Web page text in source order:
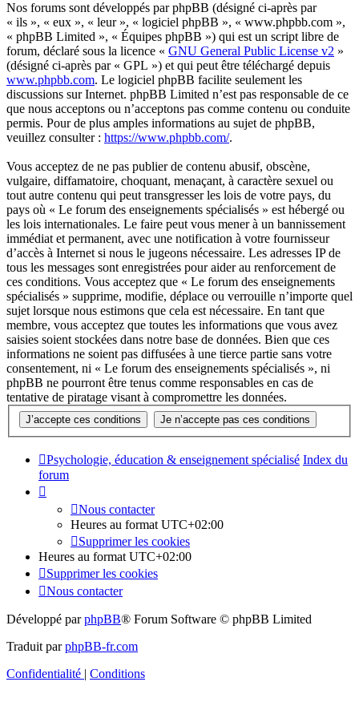
Nos forums sont développés par phpBB (désigné ci-après par
« ils », « eux », « leur », « logiciel phpBB », « www.phpbb.com »,
« phpBB Limited », « Équipes phpBB ») qui est un script libre de
forum, déclaré sous la licence « GNU General Public License v2 »
(désigné ci-après par « GPL ») et qui peut être téléchargé depuis
www.phpbb.com. Le logiciel phpBB facilite seulement les
discussions sur Internet. phpBB Limited n’est pas responsable de ce
que nous acceptons ou n’acceptons pas comme contenu ou conduite
permis. Pour de plus amples informations au sujet de phpBB,
veuillez consulter : https://www.phpbb.com/.
Vous acceptez de ne pas publier de contenu abusif, obscène,
vulgaire, diffamatoire, choquant, menaçant, à caractère sexuel ou
tout autre contenu qui peut transgresser les lois de votre pays, du
pays où « Le forum des enseignements spécialisés » est hébergé ou
les lois internationales. Le faire peut vous mener à un bannissement
immédiat et permanent, avec une notification à votre fournisseur
d’accès à Internet si nous le jugeons nécessaire. Les adresses IP de
tous les messages sont enregistrées pour aider au renforcement de
ces conditions. Vous acceptez que « Le forum des enseignements
spécialisés » supprime, modifie, déplace ou verrouille n’importe quel
sujet lorsque nous estimons que cela est nécessaire. En tant que
membre, vous acceptez que toutes les informations que vous avez
saisies soient stockées dans notre base de données. Bien que ces
informations ne soient pas diffusées à une tierce partie sans votre
consentement, ni « Le forum des enseignements spécialisés », ni
phpBB ne pourront être tenus comme responsables en cas de
tentative de piratage visant à compromettre les données.
Psychologie, éducation & enseignement spécialisé Index du
forum
Nous contacter
Heures au format UTC+02:00
Supprimer les cookies
Heures au format UTC+02:00
Supprimer les cookies
Nous contacter
Développé parphpBB® Forum Software © phpBB Limited
Traduit parphpBB-fr.com
Confidentialité | Conditions